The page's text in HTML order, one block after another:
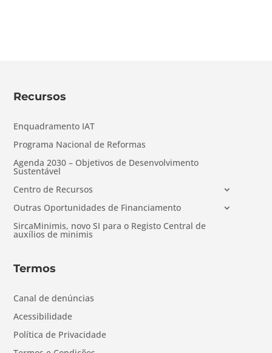
Recursos
Enquadramento IAT
Programa Nacional de Reformas
Agenda 2030 – Objetivos de Desenvolvimento
Sustentável
Centro de Recursos
Outras Oportunidades de Financiamento
SircaMinimis, novo SI para o Registo Central de
auxílios de minimis
Termos
Canal de denúncias
Acessibilidade
Política de Privacidade